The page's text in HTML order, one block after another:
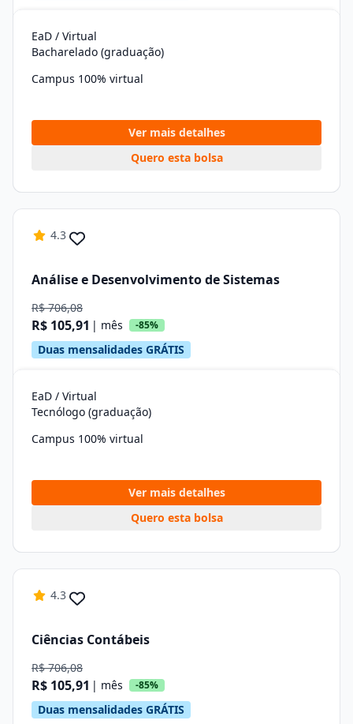
EaD / Virtual
Bacharelado (graduação)
Campus 100% virtual
Ver mais detalhes
Quero esta bolsa
4.3
Análise e Desenvolvimento de Sistemas
R$ 706,08
R$ 105,91 | mês -85%
Duas mensalidades GRÁTIS
EaD / Virtual
Tecnólogo (graduação)
Campus 100% virtual
Ver mais detalhes
Quero esta bolsa
4.3
Ciências Contábeis
R$ 706,08
R$ 105,91 | mês -85%
Duas mensalidades GRÁTIS